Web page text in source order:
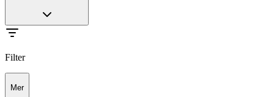
Filter
Mer